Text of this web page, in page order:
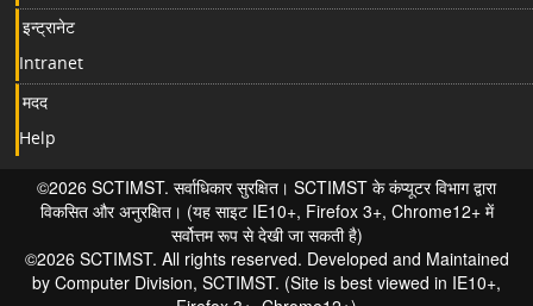
इन्ट्रानेट
Intranet
मदद
Help
©2026 SCTIMST. सर्वाधिकार सुरक्षित। SCTIMST के कंप्यूटर विभाग द्वारा
विकसित और अनुरक्षित। (यह साइट IE10+, Firefox 3+, Chrome12+ में
सर्वोत्तम रूप से देखी जा सकती है)
©2026 SCTIMST. All rights reserved. Developed and Maintained
by Computer Division, SCTIMST. (Site is best viewed in IE10+,